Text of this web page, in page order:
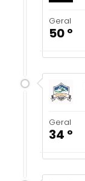
Geral
50 º
Geral
34 º